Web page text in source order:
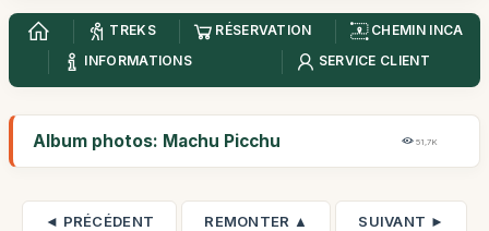
TREKS RÉSERVATION
CHEMIN INCA
INFORMATIONS
SERVICE CLIENT
Album photos: Machu Picchu 51,7K
◄ PRÉCÉDENT REMONTER ▲ SUIVANT ►